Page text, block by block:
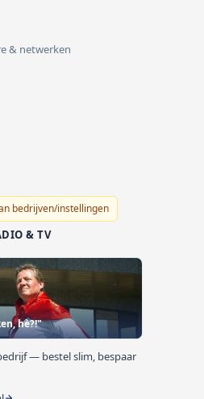
& netwerken
bedrijven/instellingen
& TV
hè?!"
— bestel slim, bespaar